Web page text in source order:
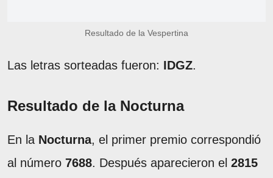
Resultado de la Vespertina
Las letras sorteadas fueron: IDGZ.
Resultado de la Nocturna
En la Nocturna, el primer premio correspondió
al número 7688. Después aparecieron el 2815